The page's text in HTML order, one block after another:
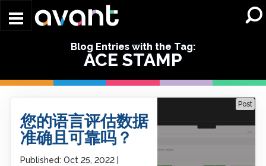
Blog Entries with the Tag:
ACE STAMP
Post
您的语言评估数据
准确且可靠吗？
Published: Oct 25, 2022
Assessment Data Accurate
and Reliable?